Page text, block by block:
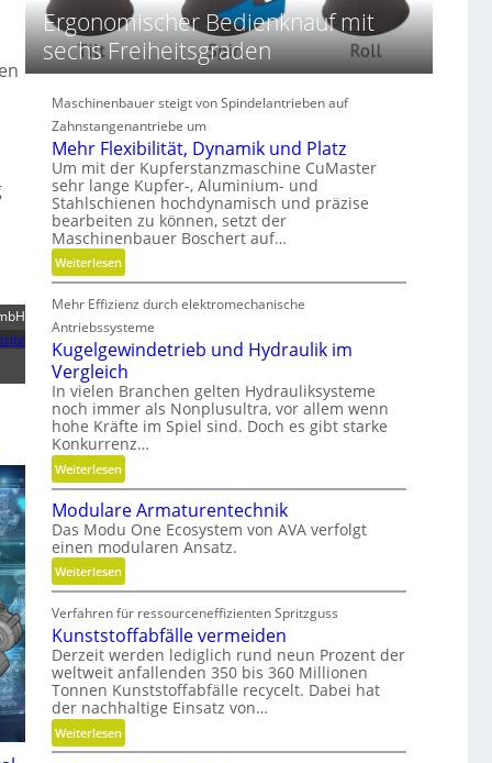
m
e
n
i
o
n
e
n
Ergonomischer Bedienknauf mit
sechs Freiheitsgraden
Maschinenbauer steigt von Spindelantrieben auf
Zahnstangenantriebe um
Mehr Flexibilität, Dynamik und Platz
Um mit der Kupferstanzmaschine CuMaster
sehr lange Kupfer-, Aluminium- und
Stahlschienen hochdynamisch und präzise
bearbeiten zu können, setzt der
Maschinenbauer Boschert auf…
Weiterlesen:
M
e
h
r
F
l
e
x
i
b
i
l
i
t
ä
t
,
D
y
n
a
m
i
Mehr Effizienz durch elektromechanische
Antriebssysteme
Kugelgewindetrieb und Hydraulik im
Vergleich
In vielen Branchen gelten Hydrauliksysteme
noch immer als Nonplusultra, vor allem wenn
hohe Kräfte im Spiel sind. Doch es gibt starke
Konkurrenz…
Weiterlesen:
K
u
g
e
l
g
e
w
i
n
d
e
t
Modulare Armaturentechnik
Das Modu One Ecosystem von AVA verfolgt
einen modularen Ansatz.
Weiterlesen:
M
o
d
u
l
a
r
e
A
Verfahren für ressourceneffizienten Spritzguss
Kunststoffabfälle vermeiden
Derzeit werden lediglich rund neun Prozent der
weltweit anfallenden 350 bis 360 Millionen
Tonnen Kunststoffabfälle recycelt. Dabei hat
der nachhaltige Einsatz von…
Weiterlesen:
K